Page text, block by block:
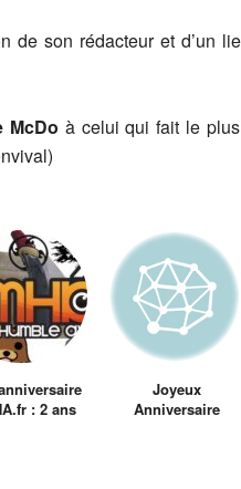
de son rédacteur et d’un
McDo à celui qui fait le
: 2 ans
Joyeux
Anniversaire